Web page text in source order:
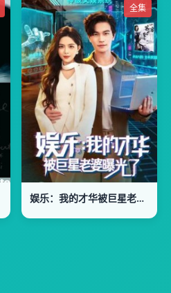
全集
娱乐：我的才华被巨星老婆曝光了